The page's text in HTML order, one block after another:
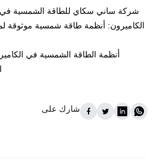
شركة ساني سكاي للطاقة الشمسية في
الكاميرون: أنظمة طاقة شمسية موثوقة
أنظمة الطاقة الشمسية في
شارك على